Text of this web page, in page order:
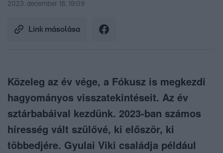
2023. december 18. 19:09
Link másolása
Közeleg az év vége, a Fókusz is megkezdi
hagyományos visszatekintéseit. Az év
sztárbabáival kezdünk. 2023-ban számos
híresség vált szülővé, ki először, ki
többedjére. Gyulai Viki családja például